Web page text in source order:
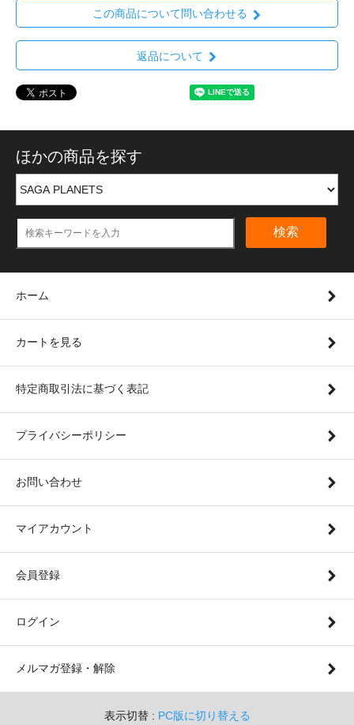
この商品について問い合わせる
返品について
ほかの商品を探す
検索
ホーム
カートを見る
特定商取引法に基づく表記
プライバシーポリシー
お問い合わせ
マイアカウント
会員登録
ログイン
メルマガ登録・解除
表示切替 : PC版に切り替える